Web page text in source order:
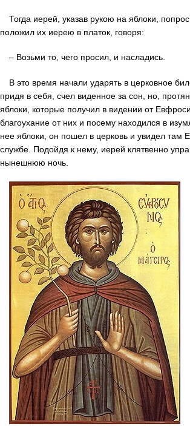
Тогда иерей, указав рукою на яблоки,
положил их иерею в платок, говоря:
– Возьми то, чего просил, и насладись.
В это время начали ударять в церковное
придя в себя, счел виденное за сон, но,
яблоки, которые получил в видении от
благоухание от них и посему находился в
нее яблоки, он пошел в церковь и увидел там
службе. Подойдя к нему, иерей клятвенно
нынешнюю ночь.